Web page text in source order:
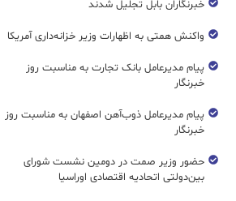
خبرنگاران بابل تجلیل شدند
واکنش همتی به اظهارات وزیر خزانه‌داری آمریکا
پیام مدیرعامل بانک تجارت به مناسبت روز
خبرنگار
پیام مدیرعامل ذوب‌آهن اصفهان به مناسبت روز
خبرنگار
حضور وزیر صمت در دومین نشست شورای
بین‌دولتی اتحادیه اقتصادی اوراسیا